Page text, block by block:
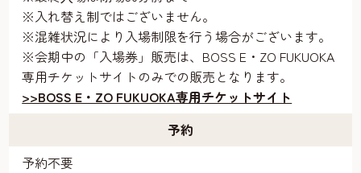
※入れ替え制ではございません。
※混雑状況により入場制限を行う場合がございます。
※会期中の「入場券」販売は、BOSS E・ZO FUKUOKA
専用チケットサイトのみでの販売となります。
>>BOSS E・ZO FUKUOKA専用チケットサイト
予約
予約不要